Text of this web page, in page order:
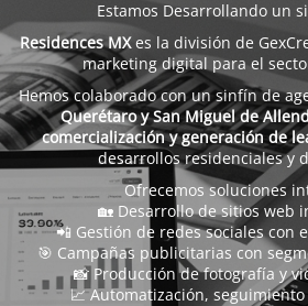
Estamos Desarrollando un
Residences MXes la división de
marketing digital para el
Hemos colaborado con un sinfín de
Querétaro y San Miguel de
comercialización y generación de
desarrollos residenciales y
Ofrecemos soluciones
🏡 Desarrollo de sitios web
📲 Gestión de redes sociales con
🎯 Campañas publicitarias con
📸 Producción de fotografía y
📈 Automatización, seguimiento